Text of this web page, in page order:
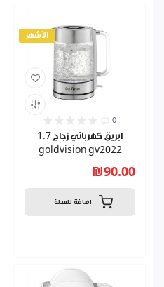
الأشهر
0
ابريق كهربائي زجاج 1.7
goldvision gv2022
₪90.00
اضافة للسلة